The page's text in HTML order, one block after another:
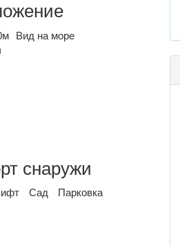
Вид на море
снаружи
Сад Парковка